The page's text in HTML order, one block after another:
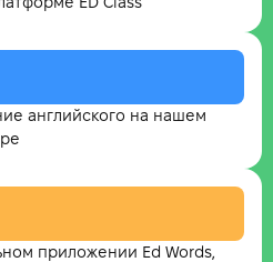
английского на нашем
приложении Ed Words,